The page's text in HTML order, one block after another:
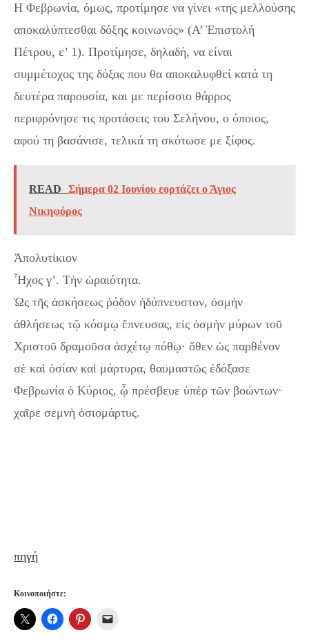
Η Φεβρωνία, όμως, προτίμησε να γίνει «της μελλούσης
αποκαλύπτεσθαι δόξης κοινωνός» (Α’ Έπιστολή
Πέτρου, ε’ 1). Προτίμησε, δηλαδή, να είναι
συμμέτοχος της δόξας που θα αποκαλυφθεί κατά τη
δευτέρα παρουσία, και με περίσσιο θάρρος
περιφρόνησε τις προτάσεις του Σελήνου, ο όποιος,
αφού τη βασάνισε, τελικά τη σκότωσε με ξίφος.
READ
Σήμερα 02 Ιουνίου εορτάζει ο Άγιος
Νικηφόρος
Ἀπολυτίκιον
Ἦχος γ’. Τὴν ὡραιότητα.
Ὡς τῆς ἀσκήσεως ῥόδον ἡδύπνευστον, ὀσμὴν
ἀθλήσεως τῷ κόσμῳ ἔπνευσας, εἰς ὀσμὴν μύρων τοῦ
Χριστοῦ δραμοῦσα ἀσχέτῳ πόθῳ· ὅθεν ὡς παρθένον
σὲ καὶ ὁσίαν καὶ μάρτυρα, θαυμαστῶς ἐδόξασε
Φεβρωνία ὁ Κύριος, ᾧ πρέσβευε ὑπὲρ τῶν βοώντων·
χαῖρε σεμνὴ ὁσιομάρτυς.
πηγή
Κοινοποιήστε: